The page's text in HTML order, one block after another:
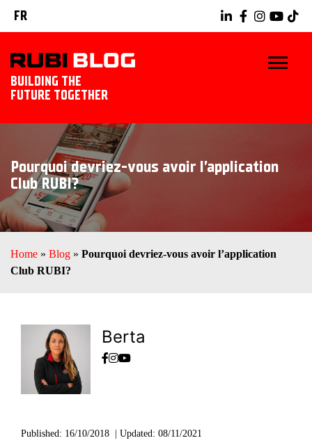
FR
BUILDING THE
FUTURE TOGETHER
TRUCS ET ASTUCES
RUBI TOOLS
DÉCOUVREZ RUBI
Pourquoi devriez-vous avoir l’application
Club RUBI?
Home » Blog » Pourquoi devriez-vous avoir l’application
Club RUBI?
Berta
Published: 16/10/2018 Updated: 08/11/2021